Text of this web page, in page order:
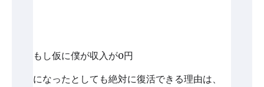
もし仮に僕が収入が0円
になったとしても絶対に復活できる理由は、